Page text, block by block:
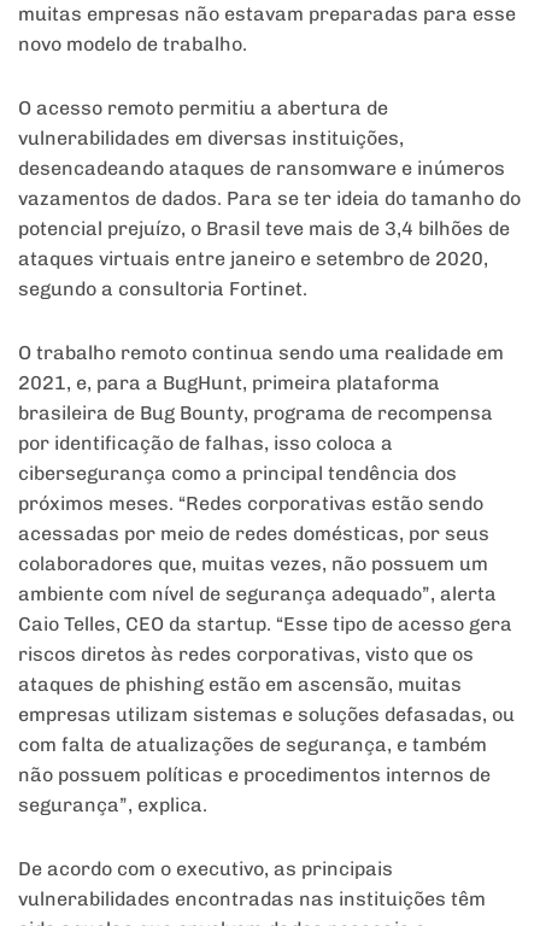
muitas empresas não estavam preparadas para esse
novo modelo de trabalho.
O acesso remoto permitiu a abertura de
vulnerabilidades em diversas instituições,
desencadeando ataques de ransomware e inúmeros
vazamentos de dados. Para se ter ideia do tamanho do
potencial prejuízo, o Brasil teve mais de 3,4 bilhões de
ataques virtuais entre janeiro e setembro de 2020,
segundo a consultoria Fortinet.
O trabalho remoto continua sendo uma realidade em
2021, e, para a BugHunt, primeira plataforma
brasileira de Bug Bounty, programa de recompensa
por identificação de falhas, isso coloca a
cibersegurança como a principal tendência dos
próximos meses. “Redes corporativas estão sendo
acessadas por meio de redes domésticas, por seus
colaboradores que, muitas vezes, não possuem um
ambiente com nível de segurança adequado”, alerta
Caio Telles, CEO da startup. “Esse tipo de acesso gera
riscos diretos às redes corporativas, visto que os
ataques de phishing estão em ascensão, muitas
empresas utilizam sistemas e soluções defasadas, ou
com falta de atualizações de segurança, e também
não possuem políticas e procedimentos internos de
segurança”, explica.
De acordo com o executivo, as principais
vulnerabilidades encontradas nas instituições têm